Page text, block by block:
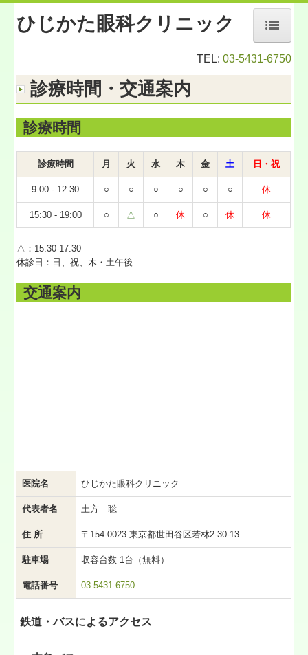
治療方針
医師・スタッフ紹介
当院を受診される前に
初診の流れ
目の病気・治療
診療時間・交通案内
お問い合わせフォーム
ひじかた眼科クリニック
TEL: 03-5431-6750
診療時間・交通案内
診療時間
診療時間 月 火 水 木 金 土 日・祝
9:00 - 12:30 ○ ○ ○ ○ ○ ○ 休
15:30 - 19:00 ○ △ ○ 休 ○ 休 休
△：15:30-17:30
休診日：日、祝、木・土午後
交通案内
医院名 ひじかた眼科クリニック
代表者名 土方 聡
住 所 〒154-0023 東京都世田谷区若林2-30-13
駐車場 収容台数 1台（無料）
電話番号 03-5431-6750
鉄道・バスによるアクセス